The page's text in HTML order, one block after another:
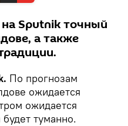
Sputnik точный
а также
По прогнозам
ожидается
ожидается
туманно.